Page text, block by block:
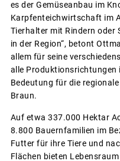
es der Gemüseanbau im
Karpfenteichwirtschaft im
Tierhalter mit Rindern oder
in der Region“, betont
allem für seine
alle Produktionsrichtungen
Bedeutung für die
Braun.
Auf etwa 337.000 Hektar
8.800 Bauernfamilien im
Futter für ihre Tiere und
Flächen bieten